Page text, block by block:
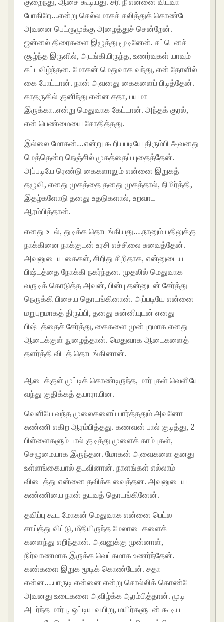
போகிறே…என்று செல்லமாகச் சலித்துக் கொண்டே
அவனை பெட்ரூமுக்கு அழைத்துச் சென்றேன்.
ஜன்னல் திரைகளை இழுத்து மூடினேன். சட்டெனச்
சூழ்ந்த இருளில், அடங்கியிருந்த, உணர்வுகள் யாவும்
கட்டவிழ்ந்தன. மோகன் மெதுவாக வந்து, என் தோளில்
கை போட்டான். நான் அவனது கைகளைப் பிடித்தேன்.
காதருகில் குனிந்து என்ன சதா, பயமா
இருக்கா..என்று மெதுவாக கேட்டான். அந்தக் குரல்,
என் பெண்மையை சோதித்தது.
இல்லை மோகன்…என்று கூறியபடியே திரும்பி அவனது
மெத்தென்ற நெஞ்சில் முகத்தைப் புதைத்தேன்.
அப்படியே ரெண்டு கைகளாலும் என்னை இறுகத்
தழுவி, எனது முகத்தை தனது முகத்தால், நிமிர்த்தி,
இதழ்களோடு தனது உதடுகளால், உறவாட
ஆரம்பித்தான்.
எனது உடல், துடிக்க தொடங்கியது….நானும் பதிலுக்கு
நாக்கினை நாக்குடன் உரசி எச்சிலை சுவைத்தேன்.
அவனுடைய கைகள், சிறிது சிறிதாக, என்னுடைய
பிஷ்டத்தை நோக்கி நகர்ந்தன. முதலில் மெதுவாக
வருடிக் கொடுத்த அவன், பின்பு தன்னுடன் சேர்த்து
நெருக்கி பிசைய தொடங்கினான். அப்படியே என்னை
மறுபுறமாகத் திருப்பி, தனது சுன்னியுடன் எனது
பிஷ்டத்தைச் சேர்த்து, கைகளை முன்புறமாக எனது
ஆடைக்குள் நுழைத்தான். மெதுவாக ஆடைகளைத்
தளர்த்தி விடத் தொடங்கினான்.
ஆடைக்குள் முட்டிக் கொண்டிருந்த, மார்புகள் வெளியே
வந்து குதிக்கத் தயாராயின.
வெளியே வந்த முலைகளைப் பார்த்ததும் அவனோட
சுண்ணி எகிற ஆரம்பித்தது. கணவன் பால் குடித்து, 2
பிள்ளைகளும் பால் குடித்து முளைக் காம்புகள்,
செழுமையாக இருந்தன. மோகன் அவைகளை தனது
உள்ளங்கையால் தடவினான். நாளங்கள் எல்லாம்
விடைத்து என்னை தவிக்க வைத்தன. அவனுடைய
சுண்ணியை நான் தடவத் தொடங்கினேன்.
தவிப்பு கூட மோகன் மெதுவாக என்னை பெட்ல
சாய்த்து விட்டு, மீதியிருந்த மேலாடைகளைக்
களைந்து எறிந்தான். அவனுக்கு முன்னாள்,
நிர்வாணமாக இருக்க வெட்கமாக உணர்ந்தேன்.
கண்களை இறுக மூடிக் கொண்டேன். சதா
என்ன….பாருடி என்னை என்று சொல்லிக் கொண்டே
அவனது உடைகளை அவிழ்க்க ஆரம்பித்தான். முடி
அடர்ந்த மார்பு, ஒட்டிய வயிறு, மயிர்களுடன் கூடிய